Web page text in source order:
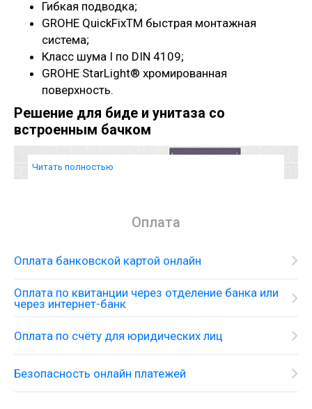
Гибкая подводка;
GROHE QuickFixTM быстрая монтажная
система;
Класс шума I по DIN 4109;
GROHE StarLight® хромированная
поверхность.
Решение для биде и унитаза со
встроенным бачком
Читать полностью
Оплата
Оплата банковской картой онлайн
Оплата по квитанции через отделение банка или
через интернет-банк
Оплата по счёту для юридических лиц
Безопасность онлайн платежей